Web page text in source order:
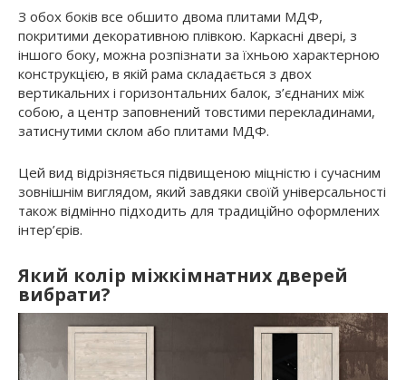
З обох боків все обшито двома плитами МДФ,
покритими декоративною плівкою. Каркасні двері, з
іншого боку, можна розпізнати за їхньою характерною
конструкцією, в якій рама складається з двох
вертикальних і горизонтальних балок, з’єднаних між
собою, а центр заповнений товстими перекладинами,
затиснутими склом або плитами МДФ.
Цей вид відрізняється підвищеною міцністю і сучасним
зовнішнім виглядом, який завдяки своїй універсальності
також відмінно підходить для традиційно оформлених
інтер’єрів.
Який колір міжкімнатних дверей
вибрати?